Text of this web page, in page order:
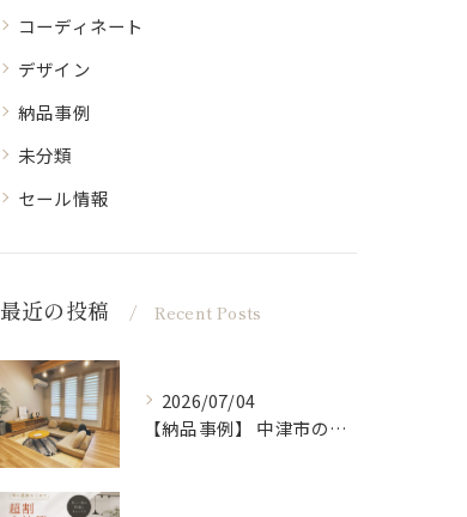
コーディネート
デザイン
納品事例
未分類
セール情報
最近の投稿 Recent Posts
2026/07/04
【納品事例】 中津市の新築に家具・雑貨一式をコーディネートさ...